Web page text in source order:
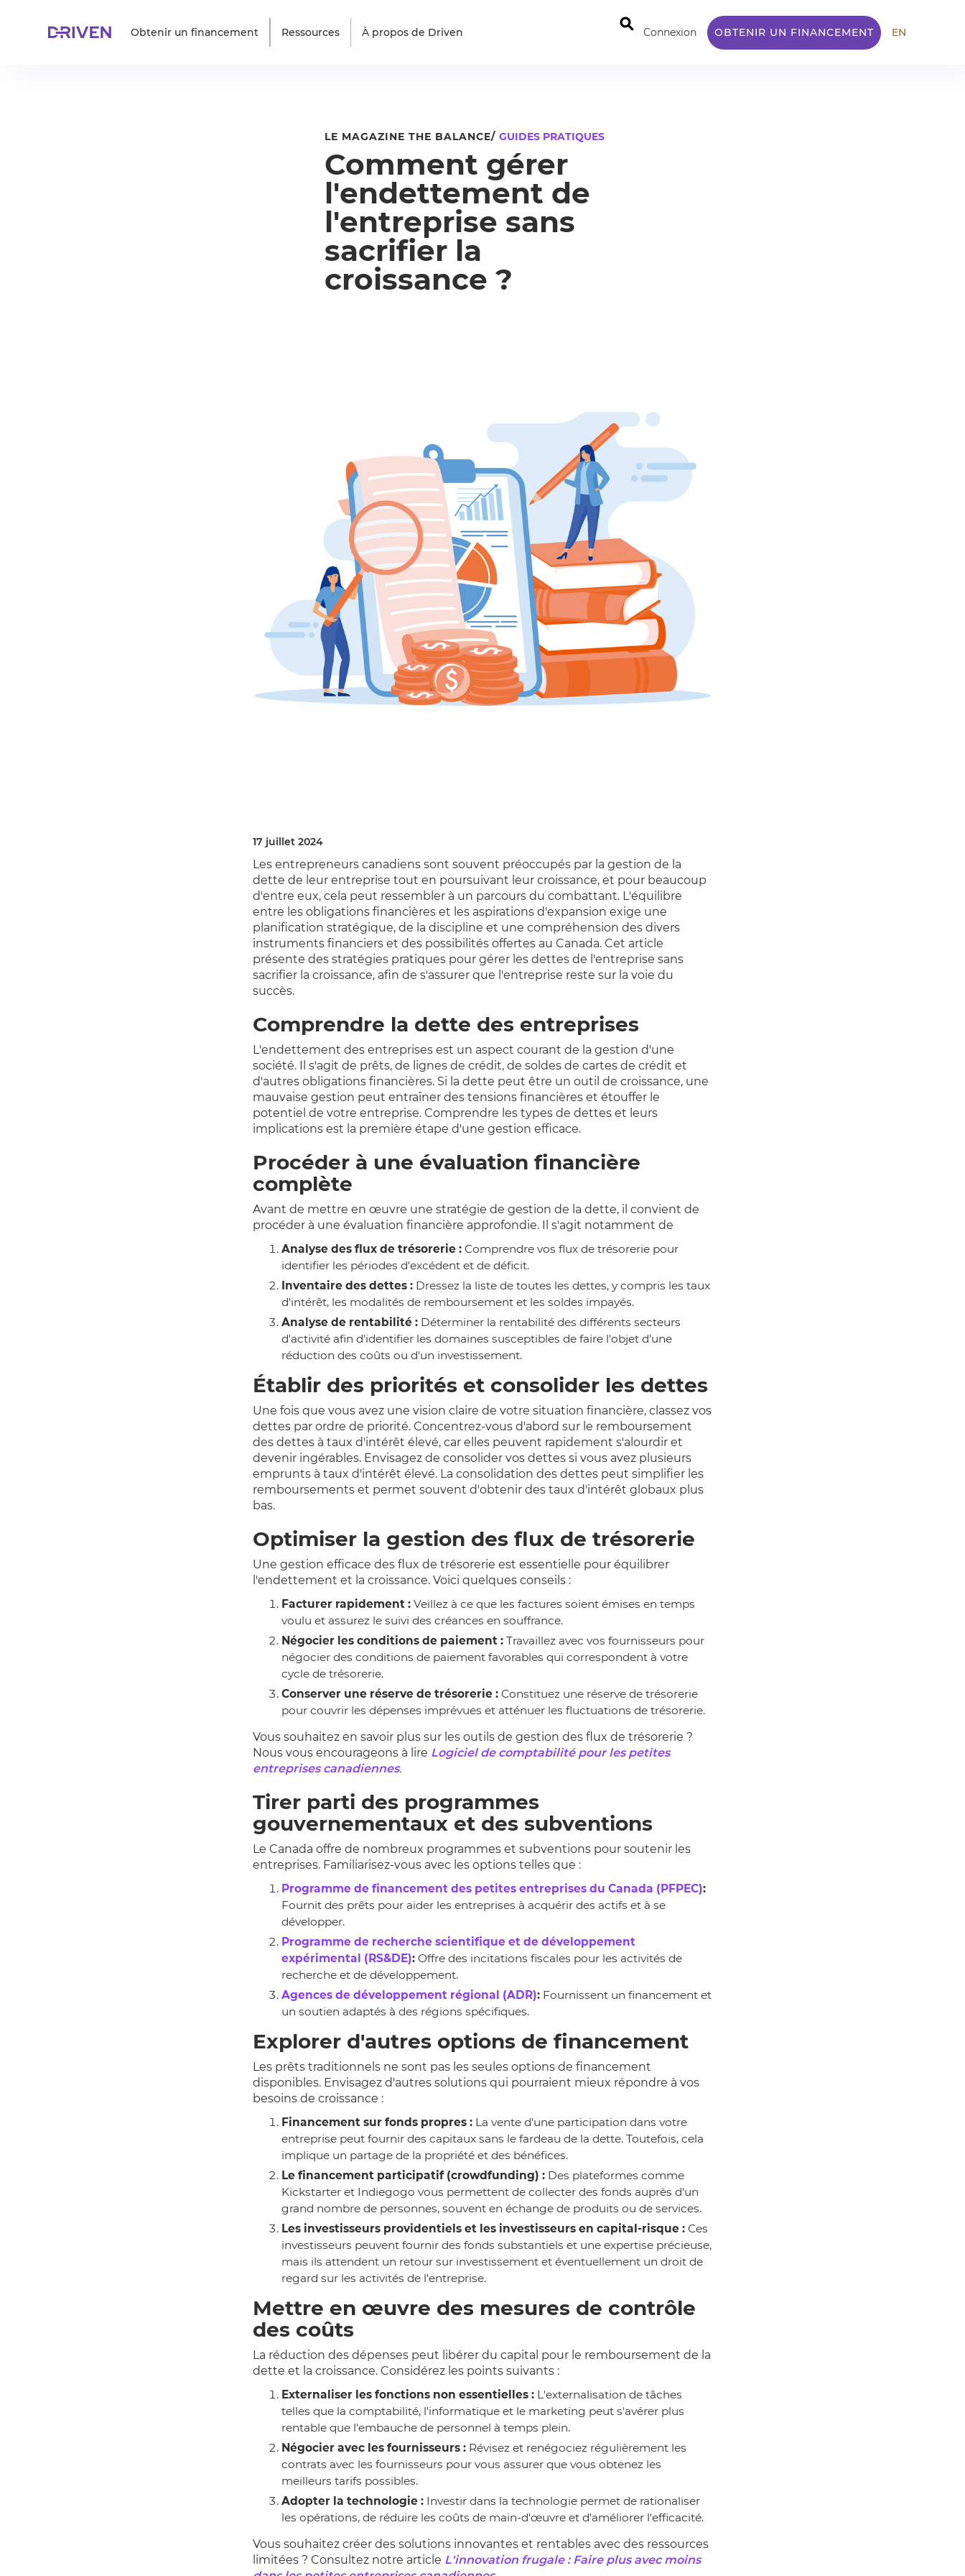
Obtenir un financement Ressources À propos de Driven ⚲ Connexion OBTENIR UN FINANCEMENT EN
LE MAGAZINE THE BALANCE/ GUIDES PRATIQUES
Comment gérer
l'endettement de
l'entreprise sans
sacrifier la
croissance ?
17 juillet 2024
Les entrepreneurs canadiens sont souvent préoccupés par la gestion de la
dette de leur entreprise tout en poursuivant leur croissance, et pour beaucoup
d'entre eux, cela peut ressembler à un parcours du combattant. L'équilibre
entre les obligations financières et les aspirations d'expansion exige une
planification stratégique, de la discipline et une compréhension des divers
instruments financiers et des possibilités offertes au Canada. Cet article
présente des stratégies pratiques pour gérer les dettes de l'entreprise sans
sacrifier la croissance, afin de s'assurer que l'entreprise reste sur la voie du
succès.
Comprendre la dette des entreprises
L'endettement des entreprises est un aspect courant de la gestion d'une
société. Il s'agit de prêts, de lignes de crédit, de soldes de cartes de crédit et
d'autres obligations financières. Si la dette peut être un outil de croissance, une
mauvaise gestion peut entraîner des tensions financières et étouffer le
potentiel de votre entreprise. Comprendre les types de dettes et leurs
implications est la première étape d'une gestion efficace.
Procéder à une évaluation financière
complète
Avant de mettre en œuvre une stratégie de gestion de la dette, il convient de
procéder à une évaluation financière approfondie. Il s'agit notamment de
Analyse des flux de trésorerie : Comprendre vos flux de trésorerie pour
identifier les périodes d'excédent et de déficit.
Inventaire des dettes : Dressez la liste de toutes les dettes, y compris les taux
d'intérêt, les modalités de remboursement et les soldes impayés.
Analyse de rentabilité : Déterminer la rentabilité des différents secteurs
d'activité afin d'identifier les domaines susceptibles de faire l'objet d'une
réduction des coûts ou d'un investissement.
Établir des priorités et consolider les dettes
Une fois que vous avez une vision claire de votre situation financière, classez vos
dettes par ordre de priorité. Concentrez-vous d'abord sur le remboursement
des dettes à taux d'intérêt élevé, car elles peuvent rapidement s'alourdir et
devenir ingérables. Envisagez de consolider vos dettes si vous avez plusieurs
emprunts à taux d'intérêt élevé. La consolidation des dettes peut simplifier les
remboursements et permet souvent d'obtenir des taux d'intérêt globaux plus
bas.
Optimiser la gestion des flux de trésorerie
Une gestion efficace des flux de trésorerie est essentielle pour équilibrer
l'endettement et la croissance. Voici quelques conseils :
Facturer rapidement : Veillez à ce que les factures soient émises en temps
voulu et assurez le suivi des créances en souffrance.
Négocier les conditions de paiement : Travaillez avec vos fournisseurs pour
négocier des conditions de paiement favorables qui correspondent à votre
cycle de trésorerie.
Conserver une réserve de trésorerie : Constituez une réserve de trésorerie
pour couvrir les dépenses imprévues et atténuer les fluctuations de trésorerie.
Vous souhaitez en savoir plus sur les outils de gestion des flux de trésorerie ?
Nous vous encourageons à lire Logiciel de comptabilité pour les petites
entreprises canadiennes.
Tirer parti des programmes
gouvernementaux et des subventions
Le Canada offre de nombreux programmes et subventions pour soutenir les
entreprises. Familiarisez-vous avec les options telles que :
Programme de financement des petites entreprises du Canada (PFPEC):
Fournit des prêts pour aider les entreprises à acquérir des actifs et à se
développer.
Programme de recherche scientifique et de développement
expérimental (RS&DE): Offre des incitations fiscales pour les activités de
recherche et de développement.
Agences de développement régional (ADR): Fournissent un financement et
un soutien adaptés à des régions spécifiques.
Explorer d'autres options de financement
Les prêts traditionnels ne sont pas les seules options de financement
disponibles. Envisagez d'autres solutions qui pourraient mieux répondre à vos
besoins de croissance :
Financement sur fonds propres : La vente d'une participation dans votre
entreprise peut fournir des capitaux sans le fardeau de la dette. Toutefois, cela
implique un partage de la propriété et des bénéfices.
Le financement participatif (crowdfunding) : Des plateformes comme
Kickstarter et Indiegogo vous permettent de collecter des fonds auprès d'un
grand nombre de personnes, souvent en échange de produits ou de services.
Les investisseurs providentiels et les investisseurs en capital-risque : Ces
investisseurs peuvent fournir des fonds substantiels et une expertise précieuse,
mais ils attendent un retour sur investissement et éventuellement un droit de
regard sur les activités de l'entreprise.
Mettre en œuvre des mesures de contrôle
des coûts
La réduction des dépenses peut libérer du capital pour le remboursement de la
dette et la croissance. Considérez les points suivants :
Externaliser les fonctions non essentielles : L'externalisation de tâches
telles que la comptabilité, l'informatique et le marketing peut s'avérer plus
rentable que l'embauche de personnel à temps plein.
Négocier avec les fournisseurs : Révisez et renégociez régulièrement les
contrats avec les fournisseurs pour vous assurer que vous obtenez les
meilleurs tarifs possibles.
Adopter la technologie : Investir dans la technologie permet de rationaliser
les opérations, de réduire les coûts de main-d'œuvre et d'améliorer l'efficacité.
Vous souhaitez créer des solutions innovantes et rentables avec des ressources
limitées ? Consultez notre article L'innovation frugale : Faire plus avec moins